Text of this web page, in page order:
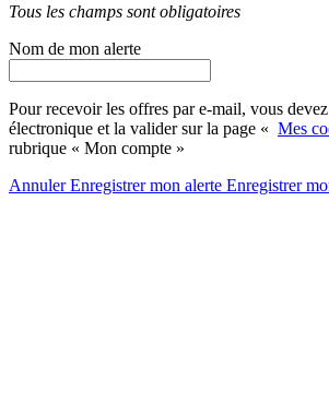
Tous les champs sont obligatoires
Nom de mon alerte
Pour recevoir les offres par e-mail, vous
électronique et la valider sur la page « Mes
rubrique « Mon compte »
AnnulerEnregistrer mon alerte Enregistrer